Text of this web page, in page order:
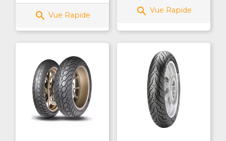
 Vue Rapide  Vue Rapide